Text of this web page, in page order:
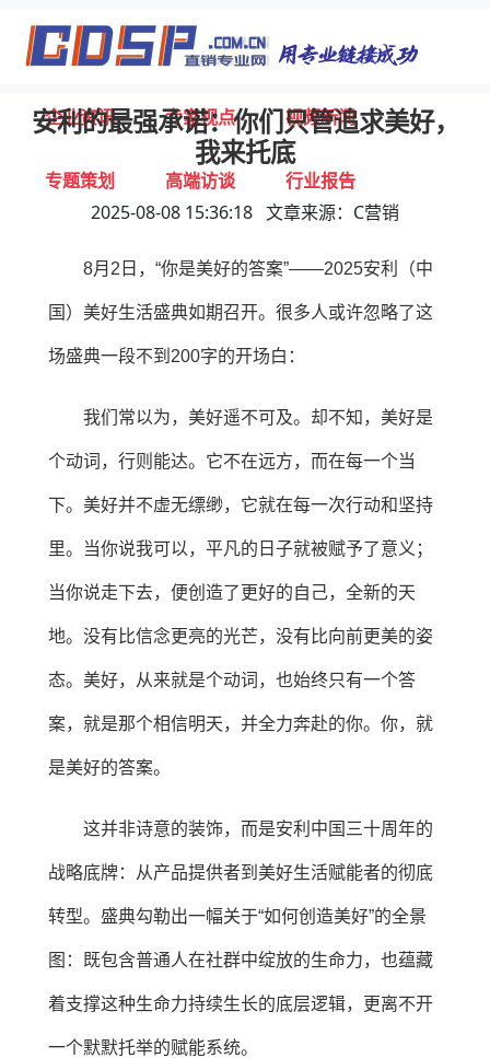
首页 独家报道 行业动态
企业资讯 专家视点 视频新闻
专题策划 高端访谈 行业报告
安利的最强承诺：你们只管追求美好，
我来托底
2025-08-08 15:36:18 文章来源：C营销
8月2日，“你是美好的答案”——2025安利（中
国）美好生活盛典如期召开。很多人或许忽略了这
场盛典一段不到200字的开场白：
我们常以为，美好遥不可及。却不知，美好是
个动词，行则能达。它不在远方，而在每一个当
下。美好并不虚无缥缈，它就在每一次行动和坚持
里。当你说我可以，平凡的日子就被赋予了意义；
当你说走下去，便创造了更好的自己，全新的天
地。没有比信念更亮的光芒，没有比向前更美的姿
态。美好，从来就是个动词，也始终只有一个答
案，就是那个相信明天，并全力奔赴的你。你，就
是美好的答案。
这并非诗意的装饰，而是安利中国三十周年的
战略底牌：从产品提供者到美好生活赋能者的彻底
转型。盛典勾勒出一幅关于“如何创造美好”的全景
图：既包含普通人在社群中绽放的生命力，也蕴藏
着支撑这种生命力持续生长的底层逻辑，更离不开
一个默默托举的赋能系统。